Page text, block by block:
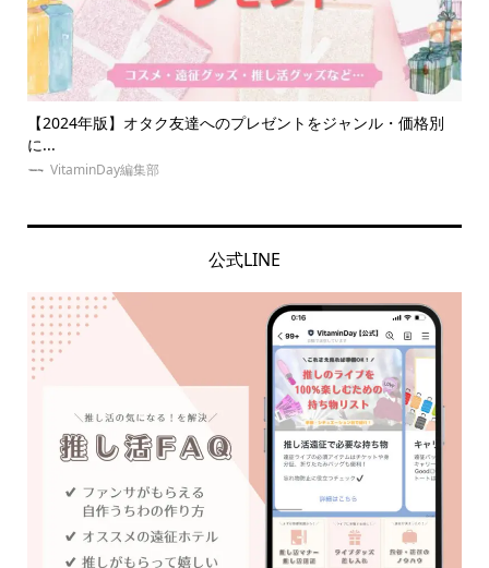
推しとの相性診断にオススメな占いを無料から本格派までご紹
介！...
VitaminDay編集部
公式LINE